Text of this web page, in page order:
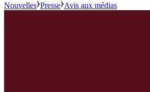
Nouvelles Presse Avis aux médias